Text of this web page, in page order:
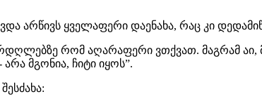
არწივს ყველაფერი დაენახა, რაც კი
რომ აღარაფერი ვთქვათ. მაგრამ აი,
მგონია, ჩიტი იყოს”.